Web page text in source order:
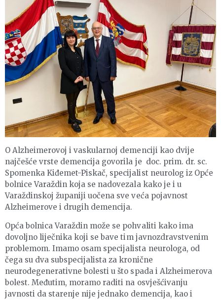
O Alzheimerovoj i vaskularnoj demenciji kao dvije
najčešće vrste demencija govorila je doc. prim. dr. sc.
Spomenka Kiđemet-Piskač, specijalist neurolog iz Opće
bolnice Varaždin koja se nadovezala kako je i u
Varaždinskoj županiji uočena sve veća pojavnost
Alzheimerove i drugih demencija.
Opća bolnica Varaždin može se pohvaliti kako ima
dovoljno liječnika koji se bave tim javnozdravstvenim
problemom. Imamo osam specijalista neurologa, od
čega su dva subspecijalista za kronične
neurodegenerativne bolesti u što spada i Alzheimerova
bolest. Međutim, moramo raditi na osvješćivanju
javnosti da starenje nije jednako demencija, kao i